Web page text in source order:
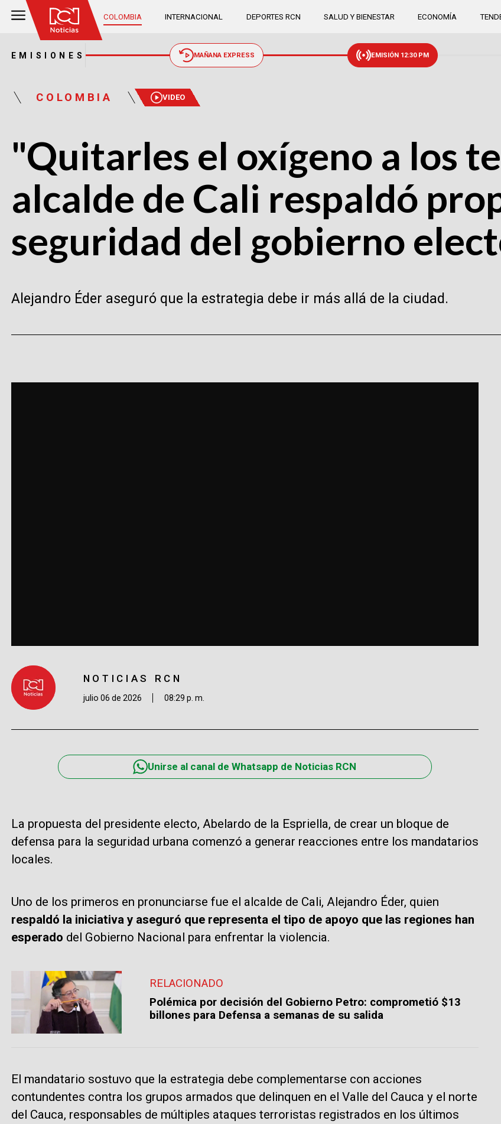
COLOMBIA INTERNACIONAL DEPORTES RCN SALUD Y BIENESTAR ECONOMÍA
EMISIONES MAÑANA EXPRESS EMISIÓN 12:30 PM
COLOMBIA VIDEO
"Quitarles el oxígeno a los
alcalde de Cali respaldó
seguridad del gobierno
Alejandro Éder aseguró que la estrategia debe ir más allá de la ciudad.
NOTICIAS RCN
julio 06 de 2026 08:29 p. m.
Unirse al canal de Whatsapp de Noticias RCN
La propuesta del presidente electo, Abelardo de la Espriella, de crear un bloque de
defensa para la seguridad urbana comenzó a generar reacciones entre los mandatarios
locales.
Uno de los primeros en pronunciarse fue el alcalde de Cali, Alejandro Éder, quien
respaldó la iniciativa y aseguró que representa el tipo de apoyo que las regiones han
esperado del Gobierno Nacional para enfrentar la violencia.
RELACIONADO
Polémica por decisión del Gobierno Petro: comprometió $13
billones para Defensa a semanas de su salida
El mandatario sostuvo que la estrategia debe complementarse con acciones
contundentes contra los grupos armados que delinquen en el Valle del Cauca y el norte
del Cauca, responsables de múltiples ataques terroristas registrados en los últimos